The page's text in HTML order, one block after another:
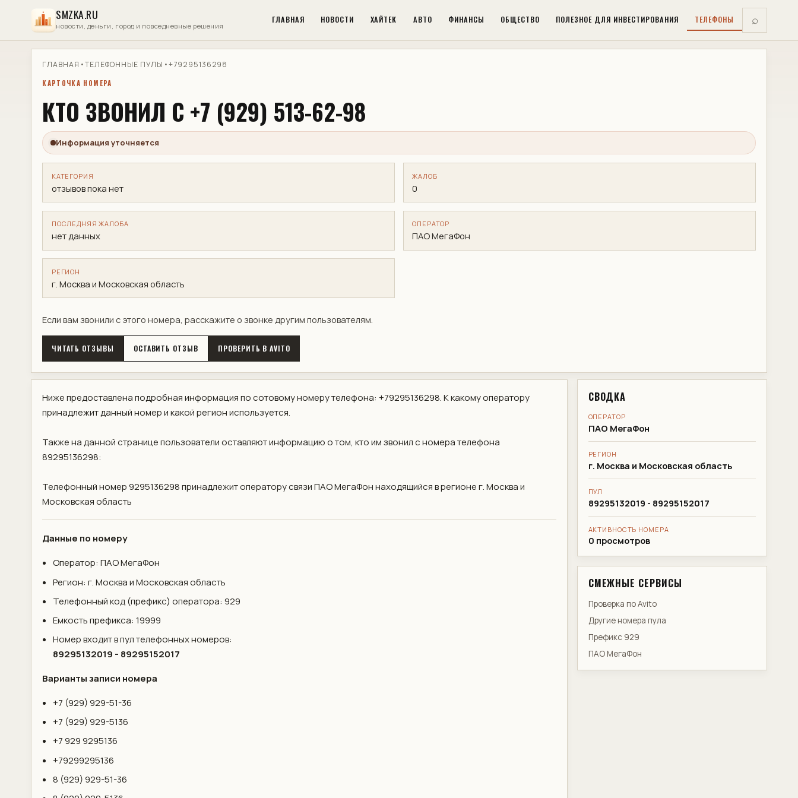
SMZKA.RU
новости, деньги, город и повседневные решения
ГЛАВНАЯ НОВОСТИ ХАЙТЕК АВТО ФИНАНСЫ ОБЩЕСТВО ПОЛЕЗНОЕ ДЛЯ ИНВЕСТИРОВАНИЯ ТЕЛЕФОНЫ ⌕
ГЛАВНАЯ •ТЕЛЕФОННЫЕ ПУЛЫ •+79295136298
КАРТОЧКА НОМЕРА
КТО ЗВОНИЛ С +7 (929) 513-62-98
Информация уточняется
КАТЕГОРИЯ
отзывов пока нет
ЖАЛОБ
0
ПОСЛЕДНЯЯ ЖАЛОБА
нет данных
ОПЕРАТОР
ПАО МегаФон
РЕГИОН
г. Москва и Московская область
Если вам звонили с этого номера, расскажите о звонке другим пользователям.
ЧИТАТЬ ОТЗЫВЫ ОСТАВИТЬ ОТЗЫВ ПРОВЕРИТЬ В AVITO
Ниже предоставлена подробная информация по сотовому номеру телефона: +79295136298. К какому оператору
принадлежит данный номер и какой регион используется.
Также на данной странице пользователи оставляют информацию о том, кто им звонил с номера телефона
89295136298:
Телефонный номер 9295136298 принадлежит оператору связи ПАО МегаФон находящийся в регионе г. Москва и
Московская область
Данные по номеру
Оператор: ПАО МегаФон
Регион: г. Москва и Московская область
Телефонный код (префикс) оператора: 929
Емкость префикса: 19999
Номер входит в пул телефонных номеров:
89295132019 - 89295152017
Варианты записи номера
+7 (929) 929-51-36
+7 (929) 929-5136
+7 929 9295136
+79299295136
8 (929) 929-51-36
СВОДКА
ОПЕРАТОР
ПАО МегаФон
РЕГИОН
г. Москва и Московская область
ПУЛ
89295132019 - 89295152017
АКТИВНОСТЬ НОМЕРА
0 просмотров
СМЕЖНЫЕ СЕРВИСЫ
Проверка по Avito
Другие номера пула
Префикс 929
ПАО МегаФон